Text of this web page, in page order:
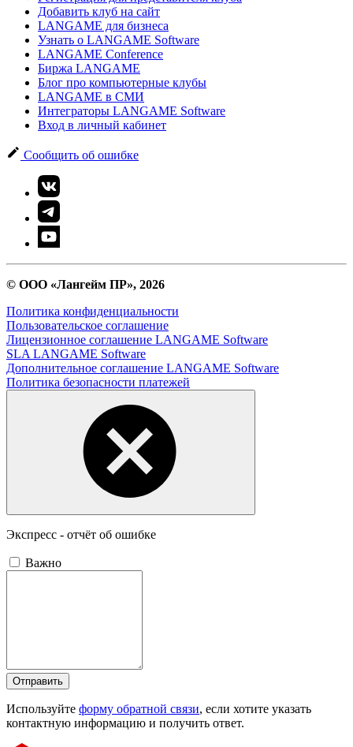
Добавить клуб на сайт
LANGAME для бизнеса
Узнать о LANGAME Software
LANGAME Conference
Биржа LANGAME
Блог про компьютерные клубы
LANGAME в СМИ
Интеграторы LANGAME Software
Вход в личный кабинет
Сообщить об ошибке
© ООО «Лангейм ПР», 2026
Политика конфиденциальности
Пользовательское соглашение
Лицензионное соглашение LANGAME Software
SLA LANGAME Software
Дополнительное соглашение LANGAME Software
Политика безопасности платежей
Экспресс - отчёт об ошибке
Важно
Отправить
Используйте форму обратной связи, если хотите указать
контактную информацию и получить ответ.